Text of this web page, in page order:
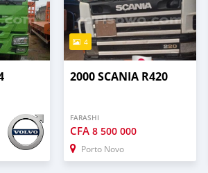
4
2000 SCANIA R420
FARASHI
CFA 8 500 000
Porto Novo